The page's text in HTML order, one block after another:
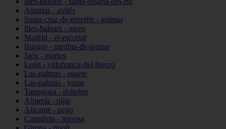
Asturias - avilés
Santa-cruz-de-tenerife - güímar
Illes-balears - muro
Madrid - el-escorial
Burgos - medina-de-pomar
Jaén - martos
León - villafranca-del-bierzo
Las-palmas - agaete
Las-palmas - yaiza
Tarragona - deltebre
Almería - níjar
Alicante - pego
Cantabria - reinosa